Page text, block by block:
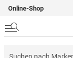
Online-Shop